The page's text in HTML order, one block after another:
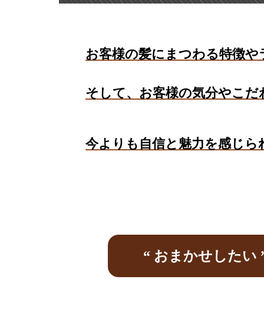
お客様の髪にまつわる特徴
そして、お客様の気分やこ
今よりも自信と魅力を感じ
“ おまかせしたい